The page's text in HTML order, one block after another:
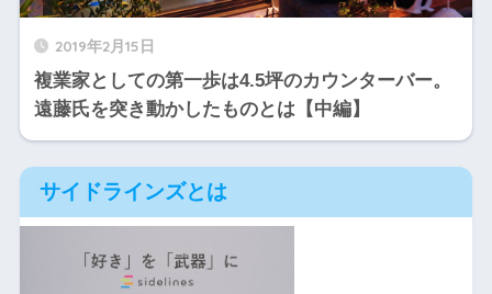
2019年2月15日
複業家としての第一歩は4.5坪のカウンターバー。
遠藤氏を突き動かしたものとは【中編】
サイドラインズとは